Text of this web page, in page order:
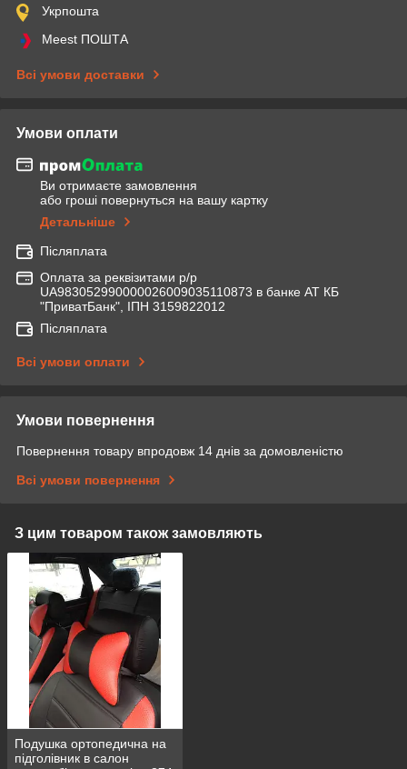
Укрпошта
Meest ПОШТА
Всі умови доставки
Умови оплати
Ви отримаєте замовлення
або гроші повернуться на вашу картку
Детальніше
Післяплата
Оплата за реквізитами р/р
UA983052990000026009035110873 в банке АТ КБ
"ПриватБанк", ІПН 3159822012
Післяплата
Всі умови оплати
Умови повернення
Повернення товару впродовж 14 днів за домовленістю
Всі умови повернення
З цим товаром також замовляють
Подушка ортопедична на
підголівник в салон